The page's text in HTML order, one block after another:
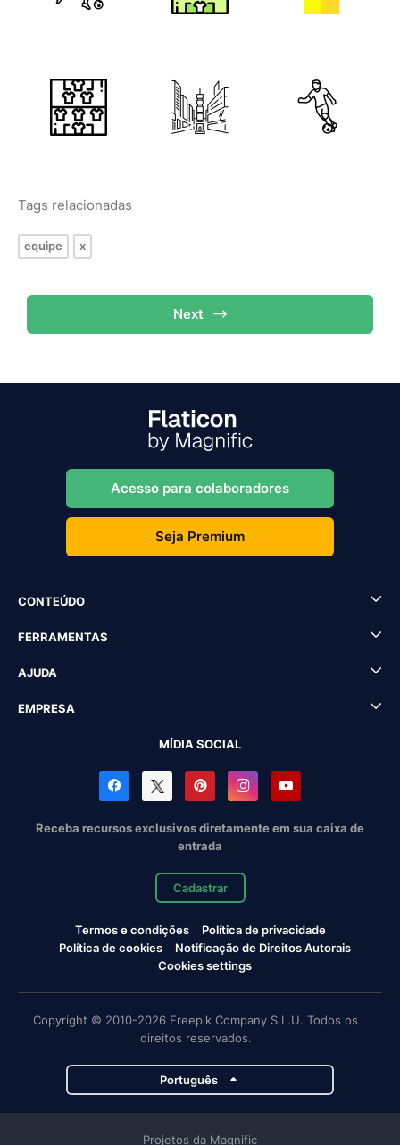
Tags relacionadas
equipe x
Next
Acesso para colaboradores
Seja Premium
CONTEÚDO
FERRAMENTAS
AJUDA
EMPRESA
MÍDIA SOCIAL
Receba recursos exclusivos diretamente em sua caixa de
entrada
Cadastrar
Termos e condições
Política de privacidade
Política de cookies
Notificação de Direitos Autorais
Cookies settings
Copyright © 2010-2026 Freepik Company S.L.U. Todos os
direitos reservados.
Português
Projetos da Magnific